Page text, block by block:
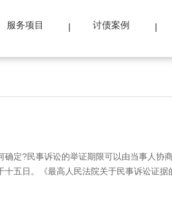
服务项目 讨债案例
定?民事诉讼的举证期限可以由当事人协
五日。《最高人民法院关于民事诉讼证据